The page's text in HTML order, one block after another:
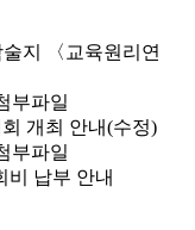
지 〈교육원리연
개최 안내(수정)
비 납부 안내